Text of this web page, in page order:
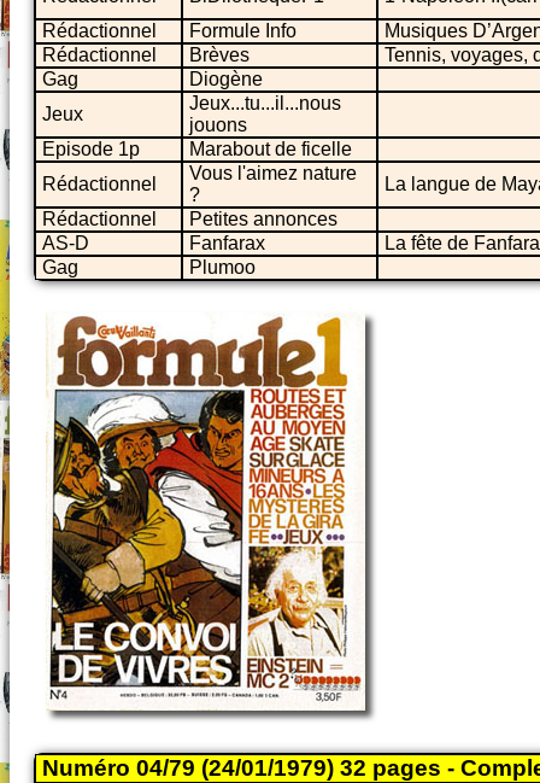
Rédactionnel
Formule Info
Musiques
Rédactionnel
Brèves
Tennis, voyages,
Gag
Diogène
Jeux
Jeux...tu...il...nous
jouons
Episode 1p
Marabout de ficelle
Rédactionnel
Vous l'aimez nature
?
La langue de
Rédactionnel
Petites annonces
AS-D
Fanfarax
La fête de
Gag
Plumoo
Numéro 04/79 (24/01/1979) 32 pages -